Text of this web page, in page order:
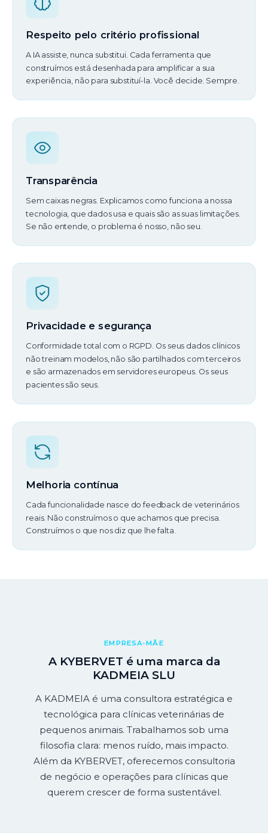
Respeito pelo critério profissional
A IA assiste, nunca substitui. Cada ferramenta que
construímos está desenhada para amplificar a sua
experiência, não para substituí-la. Você decide. Sempre.
Transparência
Sem caixas negras. Explicamos como funciona a nossa
tecnologia, que dados usa e quais são as suas limitações.
Se não entende, o problema é nosso, não seu.
Privacidade e segurança
Conformidade total com o RGPD. Os seus dados clínicos
não treinam modelos, não são partilhados com terceiros
e são armazenados em servidores europeus. Os seus
pacientes são seus.
Melhoria contínua
Cada funcionalidade nasce do feedback de veterinários
reais. Não construímos o que achamos que precisa.
Construímos o que nos diz que lhe falta.
EMPRESA-MÃE
A KYBERVET é uma marca da
KADMEIA SLU
A KADMEIA é uma consultora estratégica e
tecnológica para clínicas veterinárias de
pequenos animais. Trabalhamos sob uma
filosofia clara: menos ruído, mais impacto.
Além da KYBERVET, oferecemos consultoria
de negócio e operações para clínicas que
querem crescer de forma sustentável.